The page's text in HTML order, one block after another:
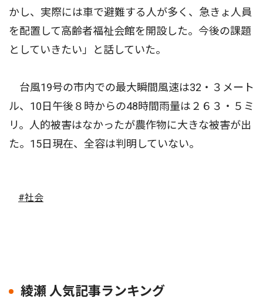
かし、実際には車で避難する人が多く、急きょ人員
を配置して高齢者福祉会館を開設した。今後の課題
としていきたい」と話していた。
台風19号の市内での最大瞬間風速は32・３メート
ル、10日午後８時からの48時間雨量は２６３・５ミ
リ。人的被害はなかったが農作物に大きな被害が出
た。15日現在、全容は判明していない。
#社会
綾瀬 人気記事ランキング